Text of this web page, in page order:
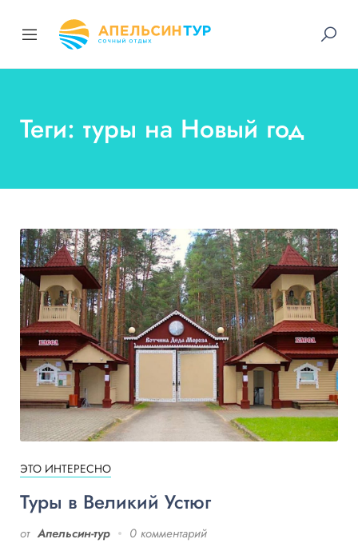
Теги: туры на Новый год
ЭТО ИНТЕРЕСНО
Туры в Великий Устюг
от Апельсин-тур 0 комментарий